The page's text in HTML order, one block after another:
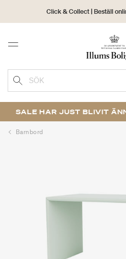
Click & Collect | Beställ
30 dagars
Menu
SÖK
SALE HAR JUST BLIVIT
Barnbord